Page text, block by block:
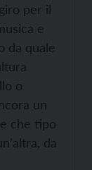
per il
e
da quale
o
un
che tipo
da